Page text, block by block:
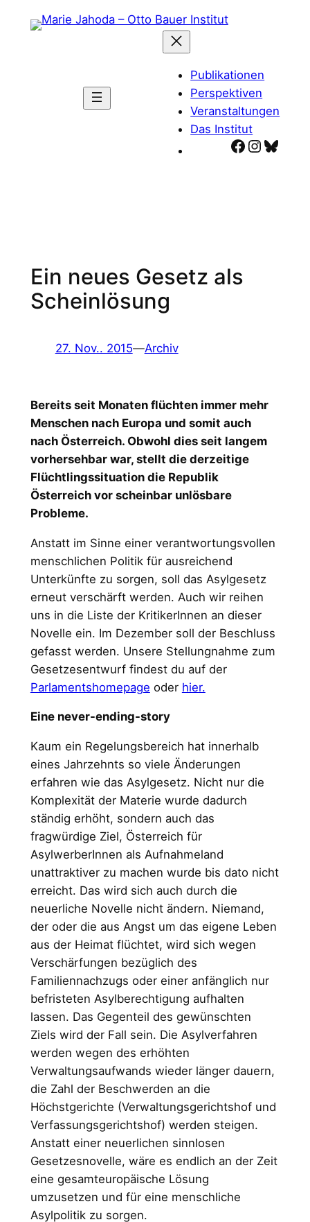
Inhalt
Publikationen
Perspektiven
Veranstaltungen
Das Institut
Facebook
Ein neues Gesetz als
Scheinlösung
27. Nov.. 2015—Archiv
Bereits seit Monaten flüchten immer mehr
Menschen nach Europa und somit auch
nach Österreich. Obwohl dies seit langem
vorhersehbar war, stellt die derzeitige
Flüchtlingssituation die Republik
Österreich vor scheinbar unlösbare
Probleme.
Anstatt im Sinne einer verantwortungsvollen
menschlichen Politik für ausreichend
Unterkünfte zu sorgen, soll das Asylgesetz
erneut verschärft werden. Auch wir reihen
uns in die Liste der KritikerInnen an dieser
Novelle ein. Im Dezember soll der Beschluss
gefasst werden. Unsere Stellungnahme zum
Gesetzesentwurf findest du auf der
Parlamentshomepage oder hier.
Eine never-ending-story
Kaum ein Regelungsbereich hat innerhalb
eines Jahrzehnts so viele Änderungen
erfahren wie das Asylgesetz. Nicht nur die
Komplexität der Materie wurde dadurch
ständig erhöht, sondern auch das
fragwürdige Ziel, Österreich für
AsylwerberInnen als Aufnahmeland
unattraktiver zu machen wurde bis dato nicht
erreicht. Das wird sich auch durch die
neuerliche Novelle nicht ändern. Niemand,
der oder die aus Angst um das eigene Leben
aus der Heimat flüchtet, wird sich wegen
Verschärfungen bezüglich des
Familiennachzugs oder einer anfänglich nur
befristeten Asylberechtigung aufhalten
lassen. Das Gegenteil des gewünschten
Ziels wird der Fall sein. Die Asylverfahren
werden wegen des erhöhten
Verwaltungsaufwands wieder länger dauern,
die Zahl der Beschwerden an die
Höchstgerichte (Verwaltungsgerichtshof und
Verfassungsgerichtshof) werden steigen.
Anstatt einer neuerlichen sinnlosen
Gesetzesnovelle, wäre es endlich an der Zeit
eine gesamteuropäische Lösung
umzusetzen und für eine menschliche
Asylpolitik zu sorgen.